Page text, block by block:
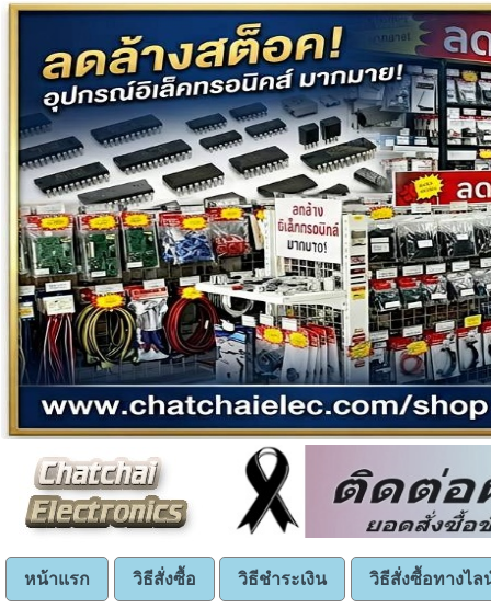
หน้าแรก วิธีสั่งซื้อ วิธีชำระเงิน วิธีสั่งซื้อทางไล